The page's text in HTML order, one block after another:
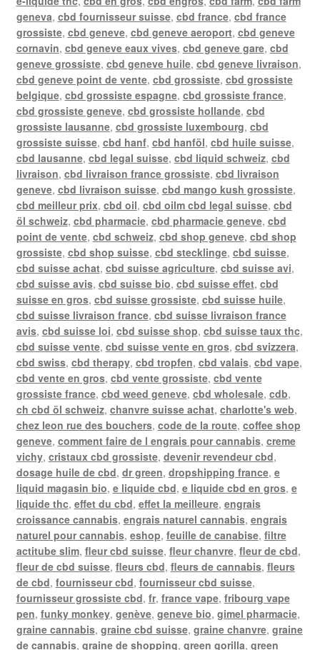
geneva, cbd fournisseur suisse, cbd france, cbd france
grossiste, cbd geneve, cbd geneve aeroport, cbd geneve
cornavin, cbd geneve eaux vives, cbd geneve gare, cbd
geneve grossiste, cbd geneve huile, cbd geneve livraison,
cbd geneve point de vente, cbd grossiste, cbd grossiste
belgique, cbd grossiste espagne, cbd grossiste france,
cbd grossiste geneve, cbd grossiste hollande, cbd
grossiste lausanne, cbd grossiste luxembourg, cbd
grossiste suisse, cbd hanf, cbd hanföl, cbd huile suisse,
cbd lausanne, cbd legal suisse, cbd liquid schweiz, cbd
livraison, cbd livraison france grossiste, cbd livraison
geneve, cbd livraison suisse, cbd mango kush grossiste,
cbd meilleur prix, cbd oil, cbd oilm cbd legal suisse, cbd
öl schweiz, cbd pharmacie, cbd pharmacie geneve, cbd
point de vente, cbd schweiz, cbd shop geneve, cbd shop
grossiste, cbd shop suisse, cbd stecklinge, cbd suisse,
cbd suisse achat, cbd suisse agriculture, cbd suisse avi,
cbd suisse avis, cbd suisse bio, cbd suisse effet, cbd
suisse en gros, cbd suisse grossiste, cbd suisse huile,
cbd suisse livraison france, cbd suisse livraison france
avis, cbd suisse loi, cbd suisse shop, cbd suisse taux thc,
cbd suisse vente, cbd suisse vente en gros, cbd svizzera,
cbd swiss, cbd therapy, cbd tropfen, cbd valais, cbd vape,
cbd vente en gros, cbd vente grossiste, cbd vente
grossiste france, cbd weed geneve, cbd wholesale, cdb,
ch cbd öl schweiz, chanvre suisse achat, charlotte's web,
chez leon rue des bouchers, code de la route, coffee shop
geneve, comment faire de l engrais pour cannabis, creme
vichy, cristaux cbd grossiste, devenir revendeur cbd,
dosage huile de cbd, dr green, dropshipping france, e
liquid magasin bio, e liquide cbd, e liquide cbd en gros, e
liquide thc, effet du cbd, effet la meilleure, engrais
croissance cannabis, engrais naturel cannabis, engrais
naturel pour cannabis, eshop, feuille de canabise, filtre
actitube slim, fleur cbd suisse, fleur chanvre, fleur de cbd,
fleur de cbd suisse, fleurs cbd, fleurs de cannabis, fleurs
de cbd, fournisseur cbd, fournisseur cbd suisse,
fournisseur grossiste cbd, fr, france vape, fribourg vape
pen, funky monkey, genève, geneve bio, gimel pharmacie,
graine cannabis, graine cbd suisse, graine chanvre, graine
de cannabis, graine de shopping, green gorilla, green